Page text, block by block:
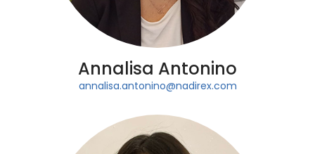
Annalisa Antonino
annalisa.antonino@nadirex.com